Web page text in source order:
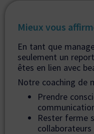
Mieux vous
En tant que
seulement un
êtes en lien avec
Notre coaching de
Prendre
Rester ferme
collaborateurs